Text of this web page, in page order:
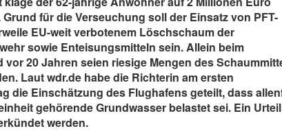
für die Verseuchung soll der Einsatz von PFT-
EU-weit verbotenem Löschschaum der
sowie Enteisungsmitteln sein. Allein beim
vor 20 Jahren seien riesige Mengen des
Laut wdr.de habe die Richterin am ersten
die Einschätzung des Flughafens geteilt, dass
gehörende Grundwasser belastet sei. Ein
werden.